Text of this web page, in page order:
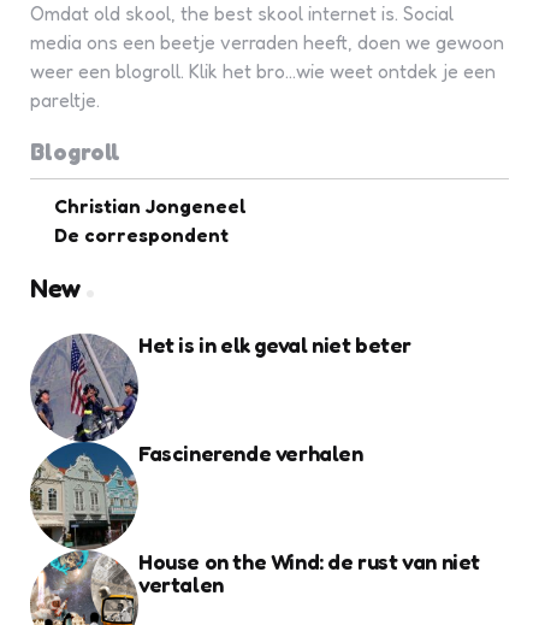
Omdat old skool, the best skool internet is. Social
media ons een beetje verraden heeft, doen we gewoon
weer een blogroll. Klik het bro...wie weet ontdek je een
pareltje.
Blogroll
Christian Jongeneel
De correspondent
New
Het is in elk geval niet beter
Fascinerende verhalen
House on the Wind: de rust van niet
vertalen